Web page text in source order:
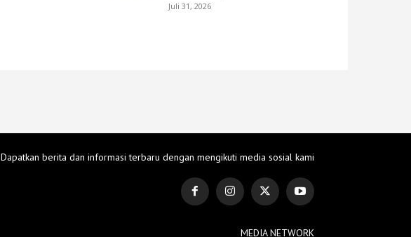
Juli 31, 2026
Dapatkan berita dan informasi terbaru dengan mengikuti media sosial kami
MEDIA NETWORK